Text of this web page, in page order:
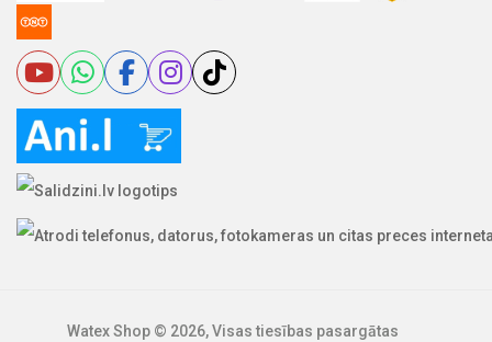
Watex Shop © 2026, Visas tiesības pasargātas